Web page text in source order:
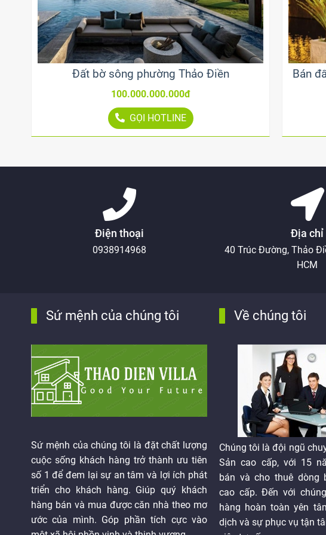
Đất bờ sông phường Thảo Điền
100.000.000.000đ
GỌI HOTLINE
Bán
Điện thoại
0938914968
Địa chỉ
40 Trúc Đường, Thảo
HCM
Sứ mệnh của chúng tôi
Sứ mệnh của chúng tôi là đặt chất lượng
cuộc sống khách hàng trở thành ưu tiên
số 1 để đem lại sự an tâm và lợi ích phát
triển cho khách hàng. Giúp quý khách
hàng bán và mua được căn nhà theo mơ
ước của mình. Góp phần tích cực vào
Về chúng tôi
Chúng tôi là đội ngũ
Sản cao cấp, với 15
bán và cho thuê dòng
cao cấp. Đến với
hàng hoàn toàn yên
dịch và sự phục vụ tận